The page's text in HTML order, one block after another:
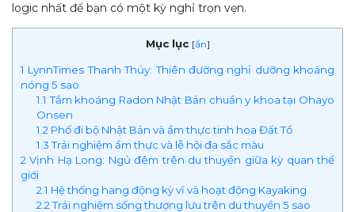
logic nhất để bạn có một kỳ nghỉ trọn vẹn.
Mục lục [ẩn]
1 LynnTimes Thanh Thủy: Thiên đường nghỉ dưỡng khoáng
nóng 5 sao
1.1 Tắm khoáng Radon Nhật Bản chuẩn y khoa tại Ohayo
Onsen
1.2 Phố đi bộ Nhật Bản và ẩm thực tinh hoa Đất Tổ
1.3Trải nghiệm ẩm thực và lễ hội đa sắc màu
2 Vịnh Hạ Long: Ngủ đêm trên du thuyền giữa kỳ quan thế
giới
2.1 Hệ thống hang động kỳ vĩ và hoạt động Kayaking
2.2Trải nghiệm sống thượng lưu trên du thuyền 5 sao